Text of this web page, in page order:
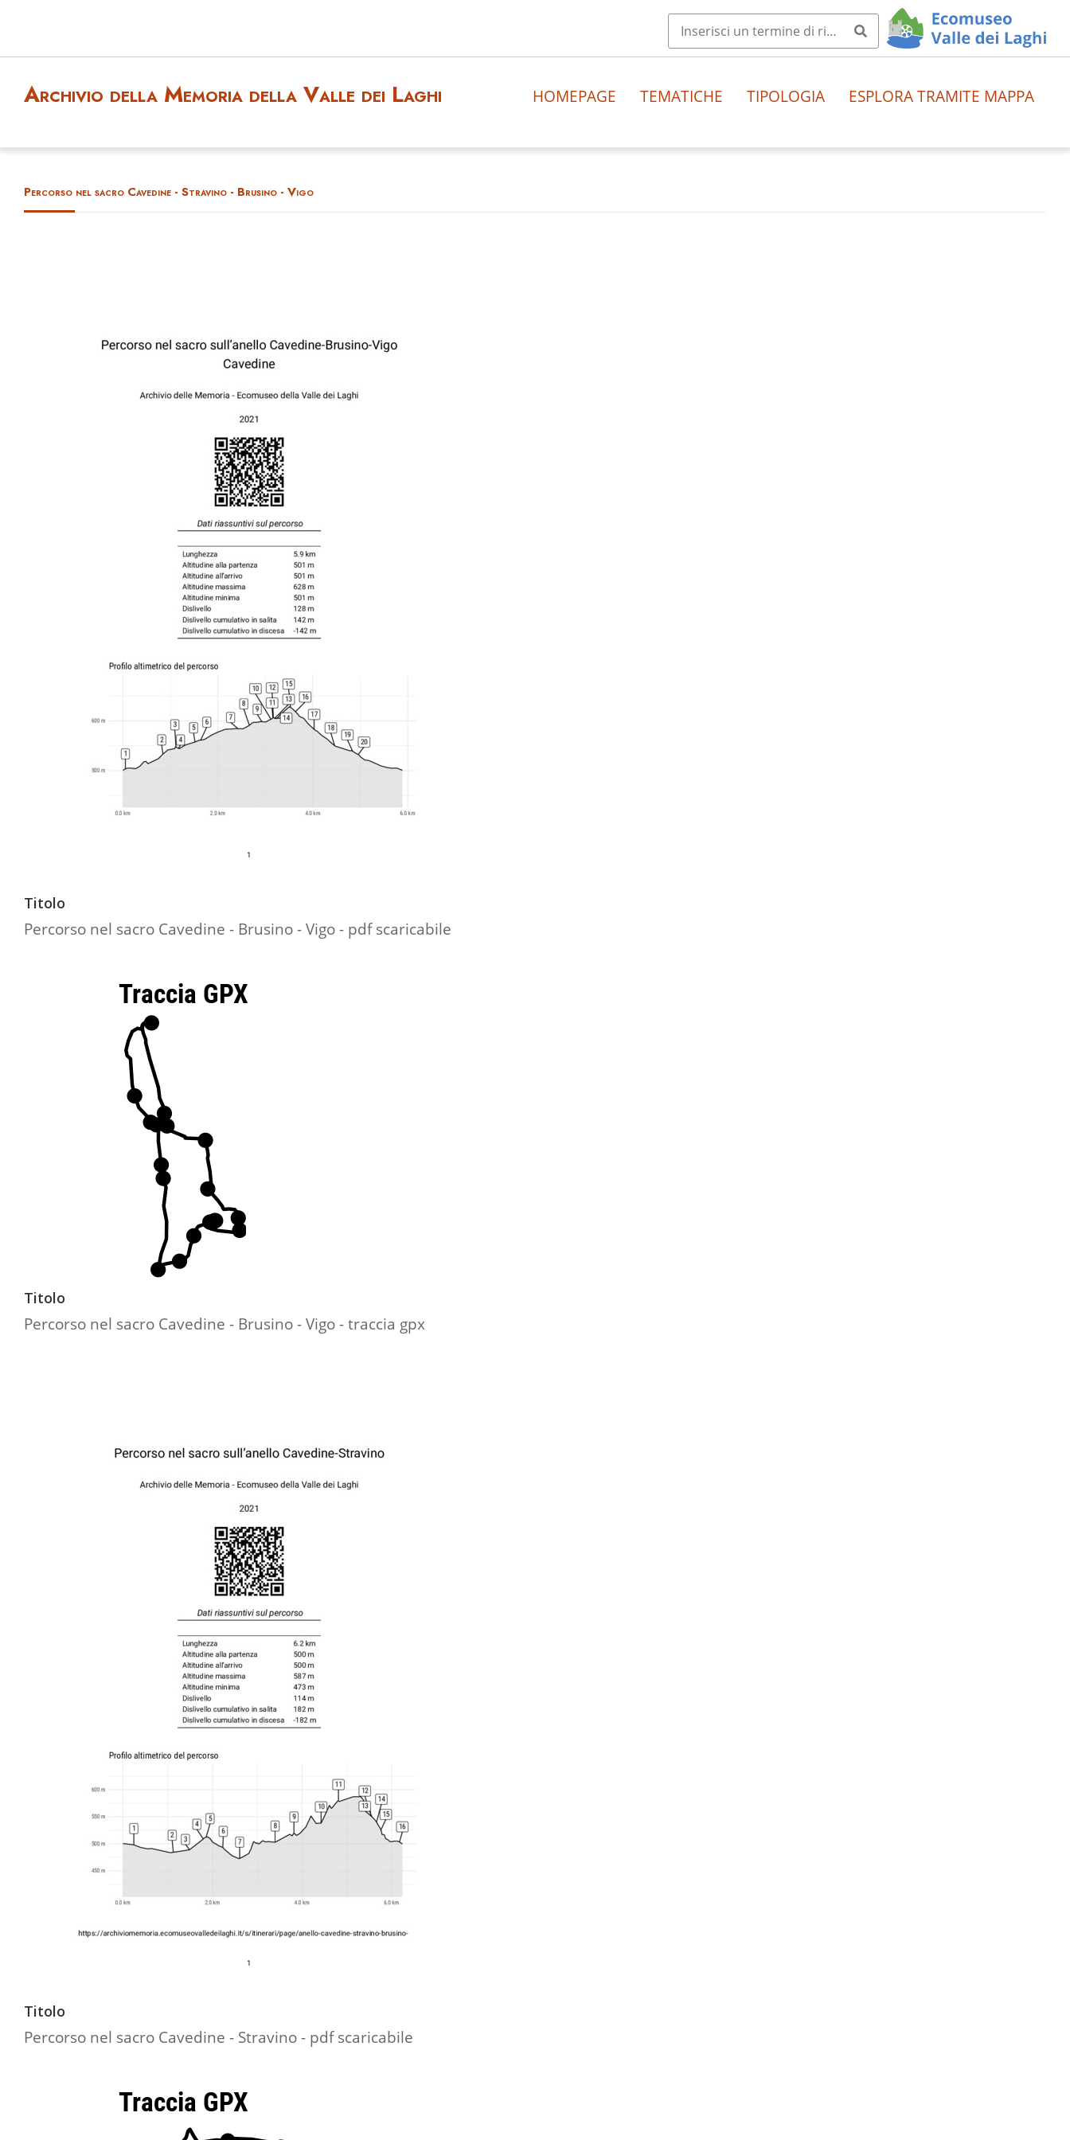
Archivio della Memoria della Valle dei Laghi HOMEPAGE TEMATICHE TIPOLOGIA ESPLORA TRAMITE MAPPA
Percorso nel sacro Cavedine - Stravino - Brusino - Vigo
Titolo
Percorso nel sacro Cavedine - Brusino - Vigo - pdf scaricabile
Titolo
Percorso nel sacro Cavedine - Brusino - Vigo - traccia gpx
Titolo
Percorso nel sacro Cavedine - Stravino - pdf scaricabile